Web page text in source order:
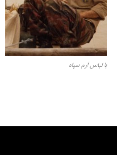
با لباس آرم سپاه
روزانه